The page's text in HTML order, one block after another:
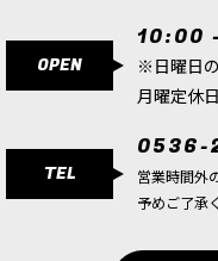
ヌス[96-69 ]
7,500円(税
1点
ー」ストー
ローユニッ
チュア1体
可能。
OPEN
10:00
※日曜日
月曜定休日
TEL
0536-
営業時間外
予めご了承